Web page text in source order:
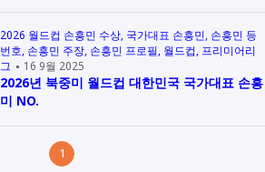
2026 월드컵 손흥민 수상 국가대표 손흥민 손흥민 등
번호 손흥민 주장 손흥민 프로필 월드컵 프리미어리
그
16 9월 2025
2026년 북중미 월드컵 대한민국 국가대표 손흥
미 NO.
1